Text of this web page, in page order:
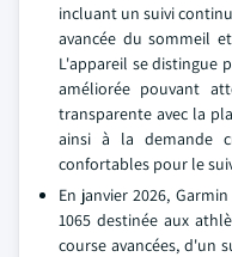
incluant un suivi
avancée du sommeil
L'appareil se distingue
améliorée pouvant
transparente avec la
ainsi à la demande
confortables pour le
En janvier 2026,
1065 destinée aux
course avancées, d'un